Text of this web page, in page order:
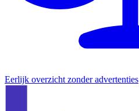
Eerlijk overzicht zonder advertenties